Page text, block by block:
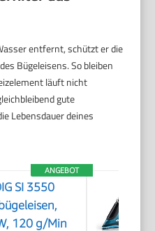
entfernt, schützt er die
Bügeleisens. So bleiben
läuft nicht
gute
Lebensdauer deines
ANGEBOT
SI 3550
120 g/Min